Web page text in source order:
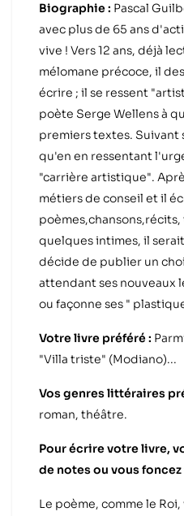
Biographie : Pascal
avec plus de 65 ans
vive ! Vers 12 ans, déjà
mélomane précoce, il
écrire ; il se ressent
poète Serge Wellens à
premiers textes. Suivant
qu'en en ressentant
"carrière artistique".
métiers de conseil et il
quelques intimes, il
décide de publier un
attendant ses nouveaux
ou façonne ses "
Votre livre préféré :
"Villa triste" (Modiano)...
Vos genres littéraires
roman, théâtre.
Pour écrire votre livre,
de notes ou vous
Le poème, comme le